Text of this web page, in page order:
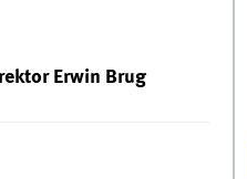
Erwin Brug